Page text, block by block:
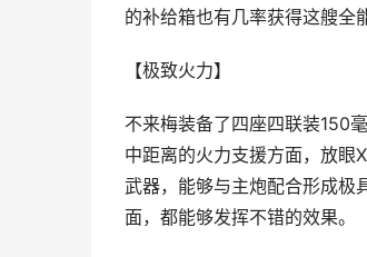
的补给箱也有几率获得这艘全
【极致火力】
不来梅装备了四座四联装150
中距离的火力支援方面，放眼
武器，能够与主炮配合形成极
面，都能够发挥不错的效果。